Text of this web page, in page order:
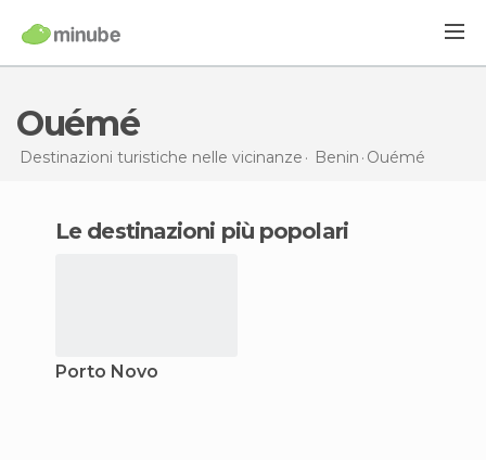
Ouémé
Destinazioni turistiche nelle vicinanze Benin Ouémé
Le destinazioni più popolari
Porto Novo